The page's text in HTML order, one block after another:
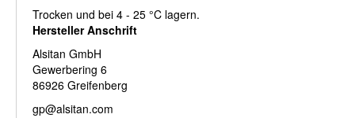
Trocken und bei 4 - 25 °C lagern.
Hersteller Anschrift
Alsitan GmbH
Gewerbering 6
86926 Greifenberg
gp@alsitan.com